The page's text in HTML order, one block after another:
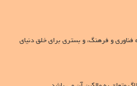
فناوری و فرهنگ، و بستری برای خلق دنیای